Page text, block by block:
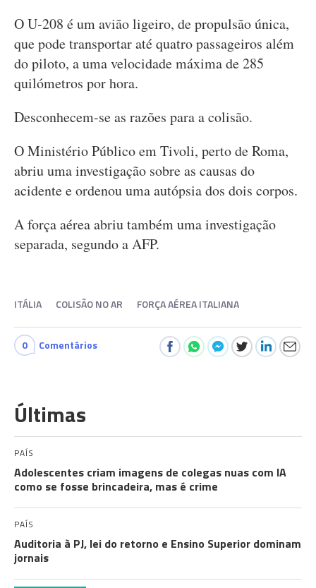
O U-208 é um avião ligeiro, de propulsão única,
que pode transportar até quatro passageiros além
do piloto, a uma velocidade máxima de 285
quilómetros por hora.
Desconhecem-se as razões para a colisão.
O Ministério Público em Tivoli, perto de Roma,
abriu uma investigação sobre as causas do
acidente e ordenou uma autópsia dos dois corpos.
A força aérea abriu também uma investigação
separada, segundo a AFP.
ITÁLIA COLISÃO NO AR FORÇA AÉREA ITALIANA
0 Comentários
Últimas
PAÍS
Adolescentes criam imagens de colegas nuas com IA
como se fosse brincadeira, mas é crime
PAÍS
Auditoria à PJ, lei do retorno e Ensino Superior dominam
jornais